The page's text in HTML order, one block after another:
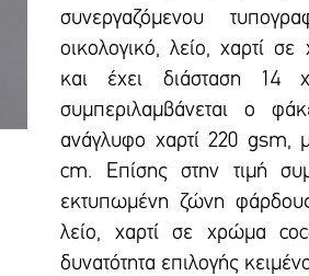
συνεργαζόμενου
οικολογικό, λείο, χαρτί
και έxει διάσταση
συμπεριλαμβάνεται ο
ανάγλυφο χαρτί 220 gsm,
cm. Επίσης στην τιμή
εκτυπωμένη ζώνη
λείο, χαρτί σε χρώμα
δυνατότητα επιλογής